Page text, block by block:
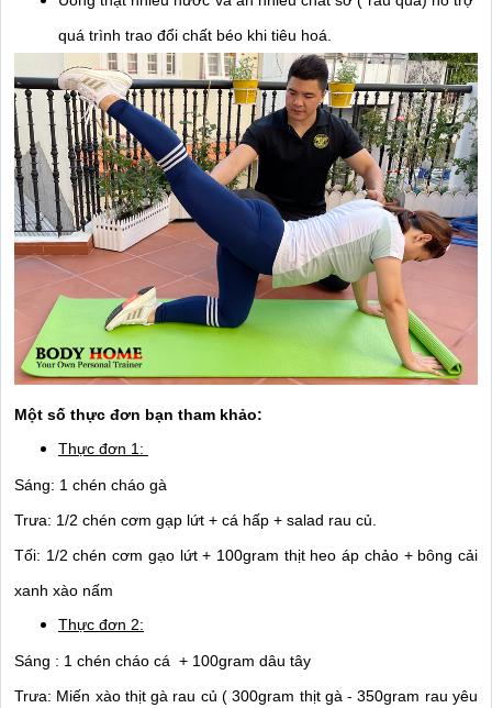
quá trình trao đổi chất béo khi tiêu hoá.
Một số thực đơn bạn tham khảo:
Thực đơn 1:
Sáng: 1 chén cháo gà
Trưa: 1/2 chén cơm gạp lứt + cá hấp + salad rau củ.
Tối: 1/2 chén cơm gạo lứt + 100gram thịt heo áp chảo + bông cải
xanh xào nấm
Thực đơn 2:
Sáng : 1 chén cháo cá  + 100gram dâu tây
Trưa: Miến xào thịt gà rau củ ( 300gram thịt gà - 350gram rau yêu